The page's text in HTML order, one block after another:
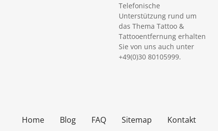
Telefonische
Unterstützung rund um
das Thema Tattoo &
Tattooentfernung erhalten
Sie von uns auch unter
+49(0)30 80105999.
Home Blog FAQ Sitemap Kontakt